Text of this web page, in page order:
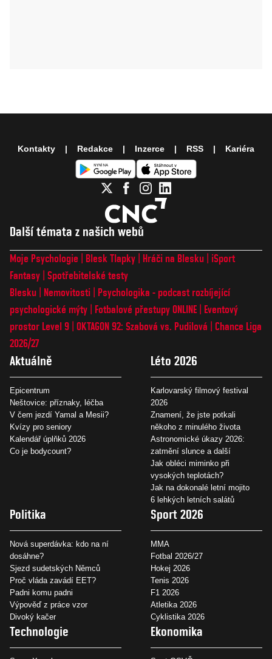
Další témata z našich webů
Moje Psychologie Blesk Tlapky Hráči na Blesku
iSport
Fantasy Spotřebitelské testy
Blesku
Nemovitosti
Psychologika - podcast rozbíjející
psychologické mýty
Fotbalové přestupy ONLINE
Eventový
prostor Level 9 OKTAGON 92: Szabová vs. Pudilová
Chance Liga
2026/27
Aktuálně
Epicentrum
Neštovice: příznaky, léčba
V čem jezdí Yamal a Mesii?
Kvízy pro seniory
Kalendář úplňků 2026
Co je bodycount?
Léto 2026
Karlovarský filmový festival
2026
Znamení, že jste potkali
někoho z minulého života
Astronomické úkazy 2026:
zatmění slunce a další
Jak obléci miminko při
vysokých teplotách?
Jak na dokonalé letní mojito
6 lehkých letních salátů
Politika
Nová superdávka: kdo na ní
dosáhne?
Sjezd sudetských Němců
Proč vláda zavádí EET?
Padni komu padni
Výpověď z práce vzor
Divoký kačer
Sport 2026
MMA
Fotbal 2026/27
Hokej 2026
Tenis 2026
F1 2026
Atletika 2026
Cyklistika 2026
Technologie Ekonomika
Kontakty Redakce Inzerce RSS Kariéra